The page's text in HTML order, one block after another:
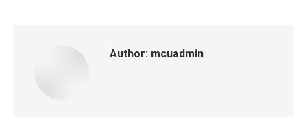
Author: mcuadmin